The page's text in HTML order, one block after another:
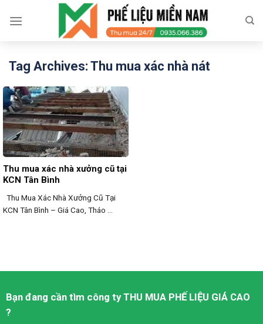
Tag Archives: Thu mua xác nhà nát
Thu mua xác nhà xưởng cũ tại
KCN Tân Bình
Thu Mua Xác Nhà Xưởng Cũ Tại
KCN Tân Bình – Giá Cao, Tháo ...
Bạn đang cần tìm công tyTHU MUA PHẾ LIỆU GIÁ CAO
?